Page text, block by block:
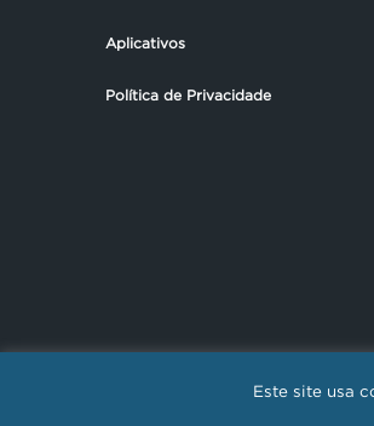
Aplicativos
Política de Privacidade
Este site usa